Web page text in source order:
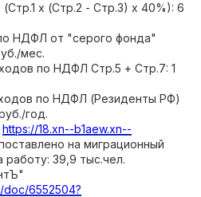
х (Стр.2 - Стр.3) х 40%): 6
НДФЛ от "серого фонда"
мес.
по НДФЛ Стр.5 + Стр.7: 1
по НДФЛ (Резиденты РФ)
год.
https://18.xn--b1aew.xn--
на миграционный
работу: 39,9 тыс.чел.
doc/6552504?